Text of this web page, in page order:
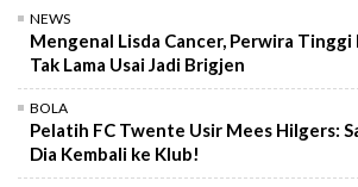
NEWS
Mengenal Lisda Cancer, Perwira Tinggi
Tak Lama Usai Jadi Brigjen
BOLA
Pelatih FC Twente Usir Mees Hilgers:
Dia Kembali ke Klub!